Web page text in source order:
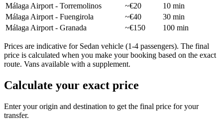
Málaga Airport - Torremolinos
~€20
10 min
Málaga Airport - Fuengirola
~€40
30 min
Málaga Airport - Granada
~€150 100 min
Prices are indicative for Sedan vehicle (1-4 passengers). The final
price is calculated when you make your booking based on the exact
route. Vans available with a supplement.
Calculate your exact price
Enter your origin and destination to get the final price for your
transfer.